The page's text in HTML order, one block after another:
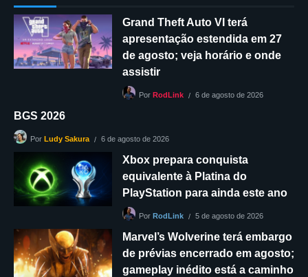
Grand Theft Auto VI terá
apresentação estendida em 27
de agosto; veja horário e onde
assistir
Por RodLink 6 de agosto de 2026
BGS 2026
Por Ludy Sakura 6 de agosto de 2026
Xbox prepara conquista
equivalente à Platina do
PlayStation para ainda este ano
Por RodLink 5 de agosto de 2026
Marvel’s Wolverine terá embargo
de prévias encerrado em agosto;
gameplay inédito está a caminho